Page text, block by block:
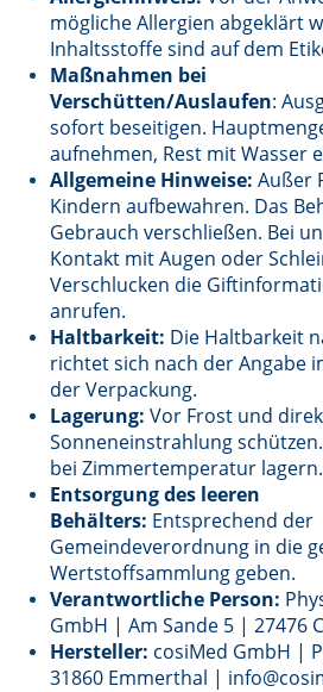
mögliche Allergien abgeklärt
Inhaltsstoffe sind auf dem
Maßnahmen bei
Verschütten/Auslaufen:
sofort beseitigen.
aufnehmen, Rest mit Wasser
Allgemeine Hinweise: Außer
Kindern aufbewahren. Das
Gebrauch verschließen. Bei
Kontakt mit Augen oder
Verschlucken die
anrufen.
Haltbarkeit: Die Haltbarkeit
richtet sich nach der Angabe
der Verpackung.
Lagerung: Vor Frost und
Sonneneinstrahlung
bei Zimmertemperatur lagern.
Entsorgung des leeren
Behälters: Entsprechend der
Gemeindeverordnung in die
Wertstoffsammlung geben.
Verantwortliche Person:
GmbH | Am Sande 5 | 27476
Hersteller: cosiMed GmbH |
31860 Emmerthal |